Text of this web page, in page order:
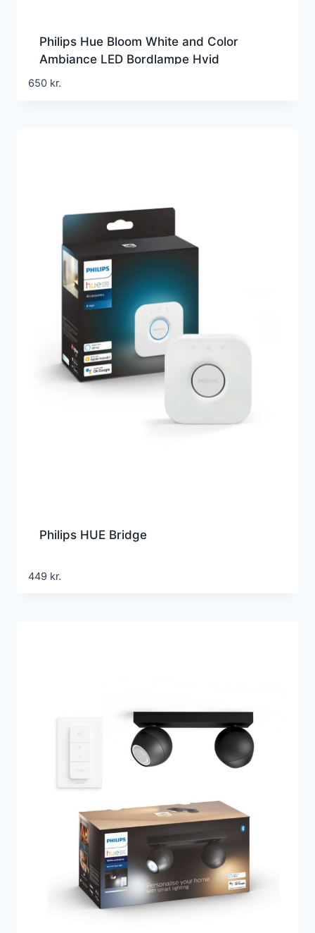
Philips Hue Bloom White and Color
Ambiance LED Bordlampe Hvid
650 kr.
Philips HUE Bridge
449 kr.